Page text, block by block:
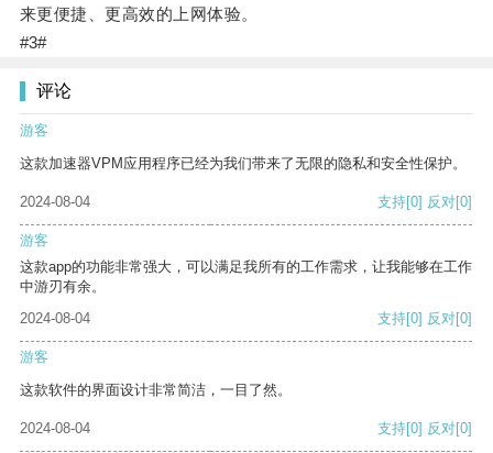
来更便捷、更高效的上网体验。
#3#
评论
游客
这款加速器VPM应用程序已经为我们带来了无限的隐私和安全性保护。
2024-08-04 支持[0] 反对[0]
游客
这款app的功能非常强大，可以满足我所有的工作需求，让我能够在工作
中游刃有余。
2024-08-04
支持[0] 反对[0]
游客
这款软件的界面设计非常简洁，一目了然。
2024-08-04 支持[0] 反对[0]